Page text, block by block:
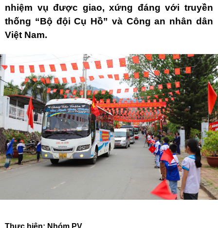
nhiệm vụ được giao, xứng đáng với truyền
thống “Bộ đội Cụ Hồ” và Công an nhân dân
Việt Nam.
Thực hiện: Nhóm PV